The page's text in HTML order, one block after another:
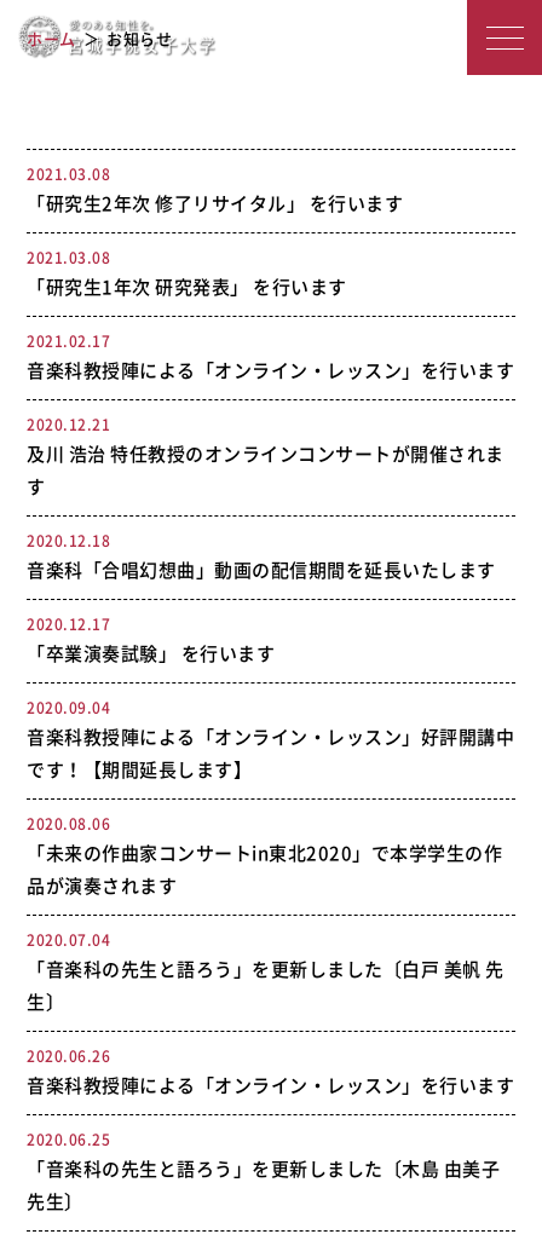
女
子
大
学
2020年度のアーカイブ
ホーム お知らせ
2021.03.08
「研究生2年次 修了リサイタル」 を行います
2021.03.08
「研究生1年次 研究発表」 を行います
2021.02.17
音楽科教授陣による「オンライン・レッスン」を行います
2020.12.21
及川 浩治 特任教授のオンラインコンサートが開催されま
す
2020.12.18
音楽科「合唱幻想曲」動画の配信期間を延長いたします
2020.12.17
「卒業演奏試験」 を行います
2020.09.04
音楽科教授陣による「オンライン・レッスン」好評開講中
です！【期間延長します】
2020.08.06
「未来の作曲家コンサートin東北2020」で本学学生の作
品が演奏されます
2020.07.04
「音楽科の先生と語ろう」を更新しました〔白戸 美帆 先
生〕
2020.06.26
音楽科教授陣による「オンライン・レッスン」を行います
2020.06.25
「音楽科の先生と語ろう」を更新しました〔木島 由美子
先生〕